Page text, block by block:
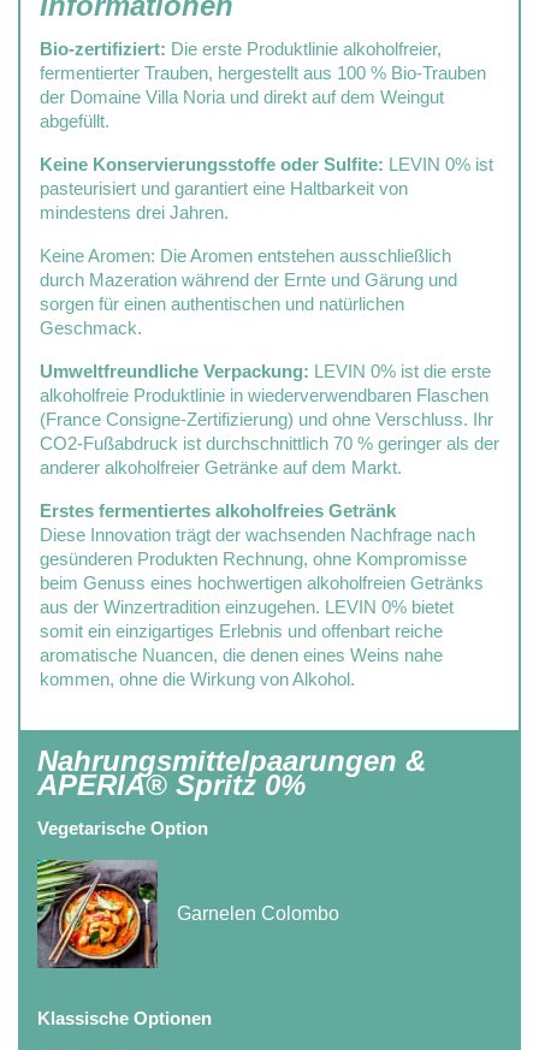
Bio-zertifiziert: Die erste Produktlinie alkoholfreier,
fermentierter Trauben, hergestellt aus 100 % Bio-Trauben
der Domaine Villa Noria und direkt auf dem Weingut
abgefüllt.
Keine Konservierungsstoffe oder Sulfite: LEVIN 0% ist
pasteurisiert und garantiert eine Haltbarkeit von
mindestens drei Jahren.
Keine Aromen: Die Aromen entstehen ausschließlich
durch Mazeration während der Ernte und Gärung und
sorgen für einen authentischen und natürlichen
Geschmack.
Umweltfreundliche Verpackung: LEVIN 0% ist die erste
alkoholfreie Produktlinie in wiederverwendbaren Flaschen
(France Consigne-Zertifizierung) und ohne Verschluss. Ihr
CO2-Fußabdruck ist durchschnittlich 70 % geringer als der
anderer alkoholfreier Getränke auf dem Markt.
Erstes fermentiertes alkoholfreies Getränk
Diese Innovation trägt der wachsenden Nachfrage nach
gesünderen Produkten Rechnung, ohne Kompromisse
beim Genuss eines hochwertigen alkoholfreien Getränks
aus der Winzertradition einzugehen. LEVIN 0% bietet
somit ein einzigartiges Erlebnis und offenbart reiche
aromatische Nuancen, die denen eines Weins nahe
kommen, ohne die Wirkung von Alkohol.
Nahrungsmittelpaarungen &
APERIA® Spritz 0%
Vegetarische Option
Garnelen Colombo
Klassische Optionen